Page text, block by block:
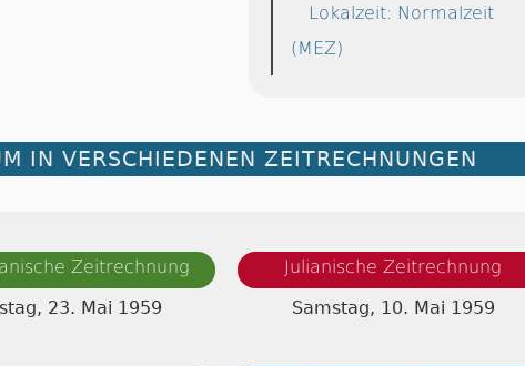
Lokalzeit: Normalzeit
(MEZ)
IN VERSCHIEDENEN ZEITRECHNUNGEN
Zeitrechnung
23. Mai 1959
Julianische Zeitrechnung
Samstag, 10. Mai 1959